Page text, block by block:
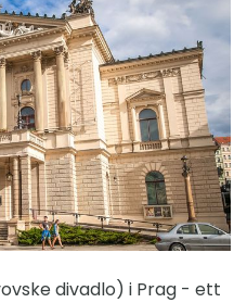
divadlo) i Prag - ett